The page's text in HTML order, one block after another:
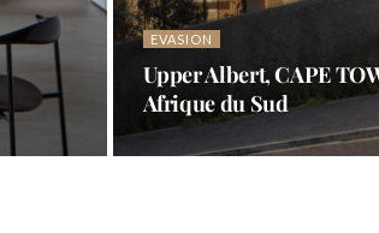
EVASION
Rose Villa, Cape Town,
Afrique du sud